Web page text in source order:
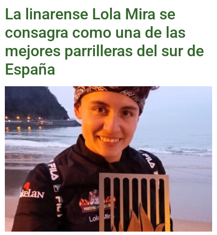
La linarense Lola Mira se
consagra como una de las
mejores parrilleras del sur de
España